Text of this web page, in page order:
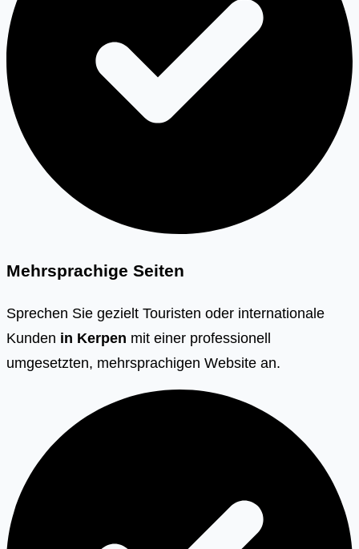
Mehrsprachige Seiten
Sprechen Sie gezielt Touristen oder internationale
Kunden in Kerpen mit einer professionell
umgesetzten, mehrsprachigen Website an.